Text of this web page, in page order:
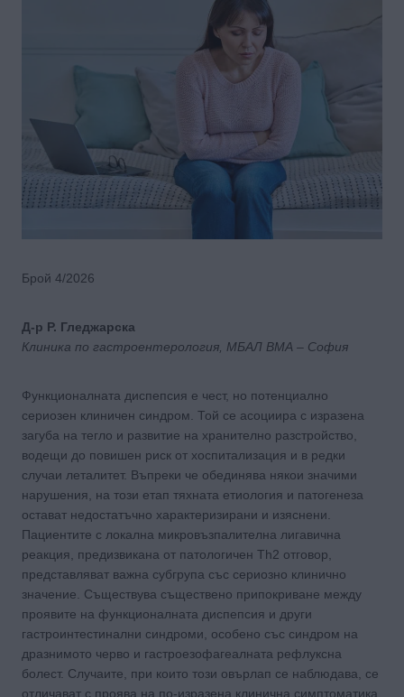
Брой 4/2026
Д-р Р. Гледжарскa
Клиника по гастроентерология, МБАЛ ВМА – София
Функционалната диспепсия е чест, но потенциално
сериозен клиничен синдром. Той се асоциира с изразена
загуба на тегло и развитие на хранително разстройство,
водещи до повишен риск от хоспитализация и в редки
случаи леталитет. Въпреки че обединява някои значими
нарушения, на този етап тяхната етиология и патогенеза
остават недостатъчно характеризирани и изяснени.
Пациентите с локална микровъзпалителна лигавична
реакция, предизвикана от патологичен Th2 отговор,
представляват важна субгрупа със сериозно клинично
значение. Съществува съществено припокриване между
проявите на функционалната диспепсия и други
гастроинтестинални синдроми, особено със синдром на
дразнимото черво и гастроезофагеалната рефлуксна
болест. Случаите, при които този овърлап се наблюдава, се
отличават с проява на по-изразена клинична симптоматика.